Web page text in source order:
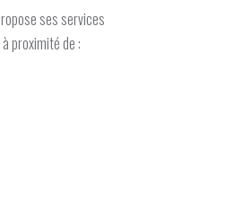
ses services
à proximité de :